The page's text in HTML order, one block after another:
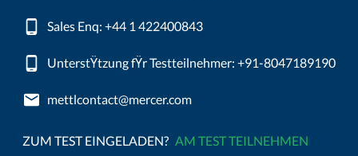
Sales Enq: +44 1 422400843
UnterstŸtzung fŸr Testteilnehmer: +91-8047189190
mettlcontact@mercer.com
ZUM TEST EINGELADEN? AM TEST TEILNEHMEN